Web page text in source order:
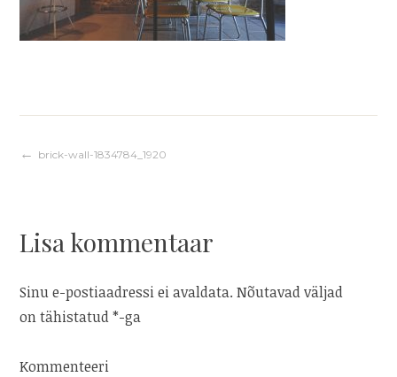
Navigeerimine
brick-wall-1834784_1920
Lisa kommentaar
Sinu e-postiaadressi ei avaldata. Nõutavad väljad
on tähistatud*-ga
Kommenteeri